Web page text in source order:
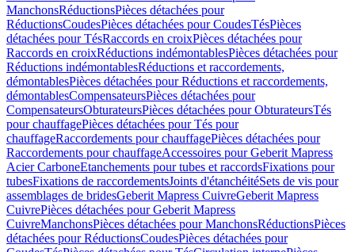
ManchonsRéductionsPièces détachées pour
RéductionsCoudesPièces détachées pour CoudesTésPièces
détachées pour TésRaccords en croixPièces détachées pour
Raccords en croixRéductions indémontablesPièces détachées pour
Réductions indémontablesRéductions et raccordements,
démontablesPièces détachées pour Réductions et raccordements,
démontablesCompensateursPièces détachées pour
CompensateursObturateursPièces détachées pour ObturateursTés
pour chauffagePièces détachées pour Tés pour
chauffageRaccordements pour chauffagePièces détachées pour
Raccordements pour chauffageAccessoires pour Geberit Mapress
Acier CarboneEtanchements pour tubes et raccordsFixations pour
tubesFixations de raccordementsJoints d'étanchéitéSets de vis pour
assemblages de bridesGeberit Mapress CuivreGeberit Mapress
CuivrePièces détachées pour Geberit Mapress
CuivreManchonsPièces détachées pour ManchonsRéductionsPièces
détachées pour RéductionsCoudesPièces détachées pour